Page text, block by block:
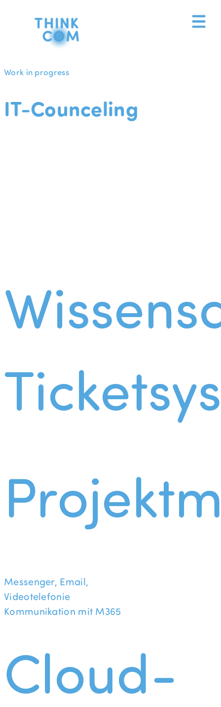
Work in progress
IT-Counceling
Messenger, Email,
Videotelefonie
Kommunikation mit M365
Cloud-